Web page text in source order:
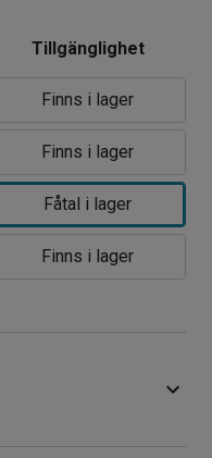
Tillgänglighet
Finns i lager
Finns i lager
Fåtal i lager
Finns i lager